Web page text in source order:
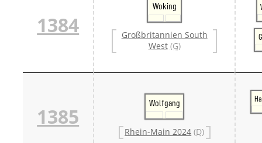
1384
Woking
Großbritannien South
West (G)
1385
Wolfgang
Rhein-Main 2024 (D)